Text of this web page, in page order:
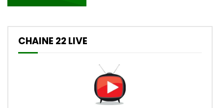
CHAINE 22 LIVE